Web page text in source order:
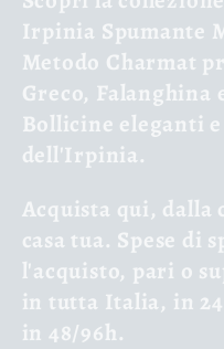
z
i
o
e
:
Irpinia Spumante
Metodo Charmat
Greco, Falanghina
Bollicine eleganti
dell'Irpinia.
Acquista qui, dalla
casa tua. Spese di
l'acquisto, pari o
in tutta Italia, in
in 48/96h.